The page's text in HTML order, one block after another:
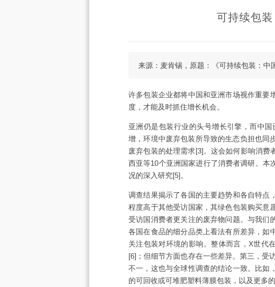
可持续包
来源：麦肯锡，原题：《可持续包装：中
许多包装企业都将中国和亚洲市场视作重要
度，才能及时抓住增长机会。
亚洲仍是包装行业的头号增长引擎，而中
增，环境中废弃包装所导致的生态负担也同
废弃包装的处理需求[3]。这会如何影响消
西亚等10个亚洲国家进行了消费者调研。本
况的深入研究[5]。
调查结果揭示了各国的主要趋势和各自特点
程度高于其他受访国家，其绿色包装购买意
受访国消费者更关注的废弃物问题。与我们
各国在食品的细分品类上看法有所差异，如
关注包装对环境的影响。整体而言，X世代
[6]；但细节方面也存在一些差异。第三，受
不一，这也与全球性调查的结论一致。比如
的可回收或可堆肥塑料薄膜包装，以及更多的